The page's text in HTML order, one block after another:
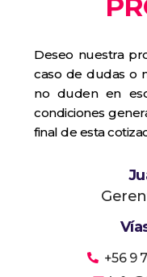
Deseo nuestra
caso de dudas o
no duden en
condiciones
final de esta
+56 9